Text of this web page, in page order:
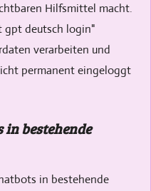
Hilfsmittel macht.
gpt deutsch login"
verarbeiten und
permanent eingeloggt
bestehende
in bestehende